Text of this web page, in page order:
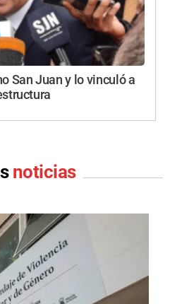
San Juan y lo vinculó a
noticias